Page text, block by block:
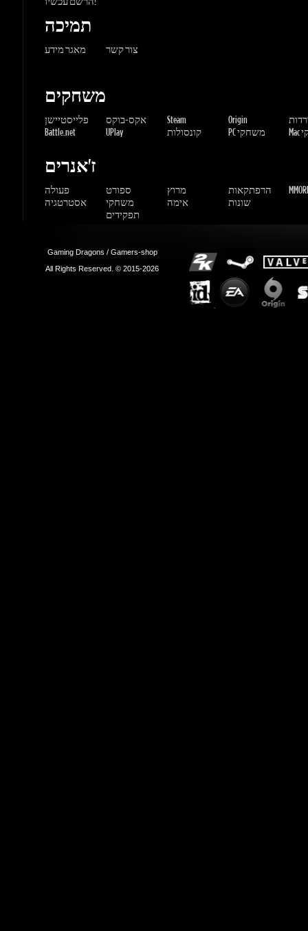
משחקים
פלייסטיישן אקס-בוקס
ז'אנרים
פעולה ספורט מרוץ הרפתקאות
אסטרטגיה
משחקי אימה שונות
Gaming Dragons / Gamers-shop
All Rights Reserved. © 2015-2026